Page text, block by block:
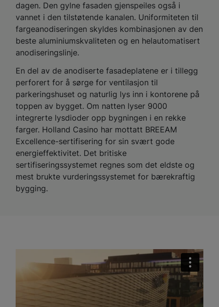
dagen. Den gylne fasaden gjenspeiles også i
vannet i den tilstøtende kanalen. Uniformiteten til
fargeanodiseringen skyldes kombinasjonen av den
beste aluminiumskvaliteten og en helautomatisert
anodiseringslinje.
En del av de anodiserte fasadeplatene er i tillegg
perforert for å sørge for ventilasjon til
parkeringshuset og naturlig lys inn i kontorene på
toppen av bygget. Om natten lyser 9000
integrerte lysdioder opp bygningen i en rekke
farger. Holland Casino har mottatt BREEAM
Excellence-sertifisering for sin svært gode
energieffektivitet. Det britiske
sertifiseringssystemet regnes som det eldste og
mest brukte vurderingssystemet for bærekraftig
bygging.